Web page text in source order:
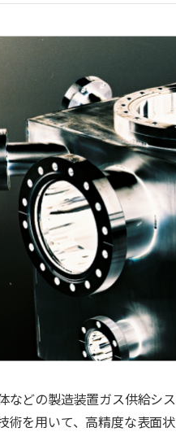
エコデスシリーズ
フリリースシリーズ
などの製造装置ガス供給シ
術を用いて、高精度な表面